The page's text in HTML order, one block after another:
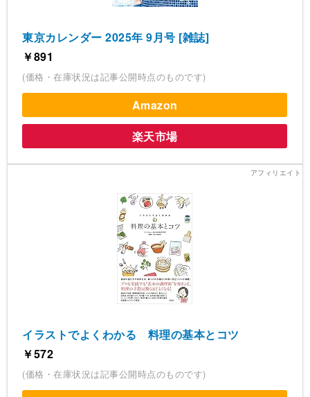
東京カレンダー 2025年 9月号 [雑誌]
￥891
(価格・在庫状況は記事公開時点のものです)
Amazon
楽天市場
イラストでよくわかる 料理の基本とコツ
￥572
(価格・在庫状況は記事公開時点のものです)